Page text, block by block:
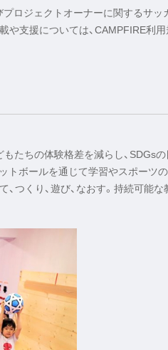
プロジェクトオーナーに関するサッ
や支援については、CAMPFIRE利用
たちの体験格差を減らし、SDGs
トボールを通じて学習やスポーツ
つくり、遊び、なおす。持続可能な